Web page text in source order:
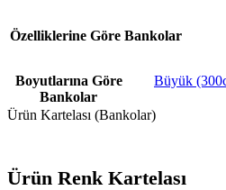
Özelliklerine Göre Bankolar
Boyutlarına Göre
Bankolar
Büyük
Ürün Kartelası (Bankolar)
Ürün Renk Kartelası